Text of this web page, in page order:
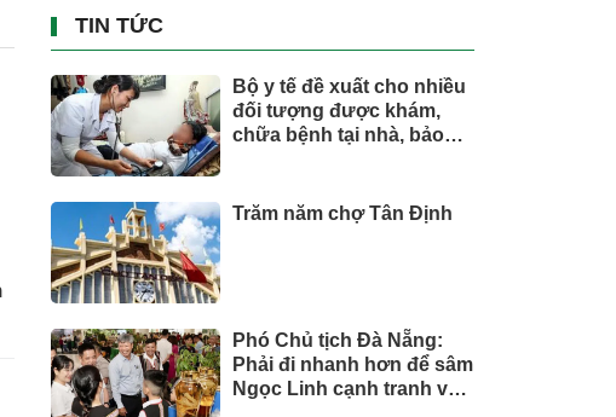
TIN TỨC
Bộ y tế đề xuất cho nhiều
đối tượng được khám,
chữa bệnh tại nhà, bảo
Trăm năm chợ Tân Định
Phó Chủ tịch Đà Nẵng:
Phải đi nhanh hơn để sâm
Ngọc Linh cạnh tranh với